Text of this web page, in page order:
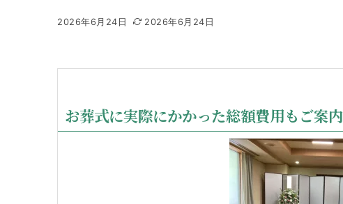
2026年6月24日 2026年6月24日
お葬式に実際にかかった総額費用もご案内